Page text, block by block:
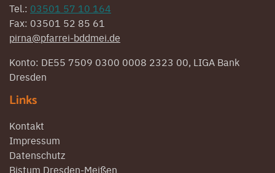
Tel.: 03501 57 10 164
Fax: 03501 52 85 61
pirna@pfarrei-bddmei.de
Konto: DE55 7509 0300 0008 2323 00, LIGA Bank
Dresden
Links
Kontakt
Impressum
Datenschutz
Bistum Dresden-Meißen